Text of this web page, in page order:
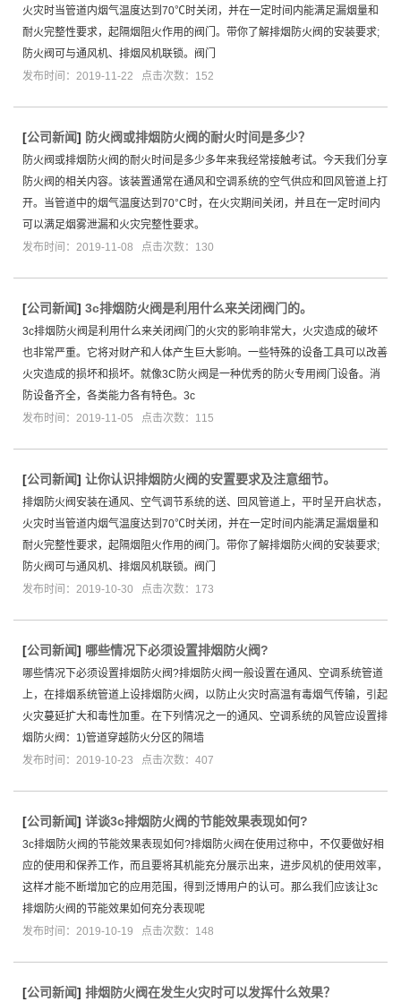
火灾时当管道内烟气温度达到70℃时关闭，并在一定时间内能满足漏烟量和
耐火完整性要求，起隔烟阻火作用的阀门。带你了解排烟防火阀的安装要求;
防火阀可与通风机、排烟风机联锁。阀门
发布时间：2019-11-22 点击次数：152
[公司新闻] 防火阀或排烟防火阀的耐火时间是多少？
防火阀或排烟防火阀的耐火时间是多少多年来我经常接触考试。今天我们分享
防火阀的相关内容。该装置通常在通风和空调系统的空气供应和回风管道上打
开。当管道中的烟气温度达到70°C时，在火灾期间关闭，并且在一定时间内
可以满足烟雾泄漏和火灾完整性要求。
发布时间：2019-11-08 点击次数：130
[公司新闻] 3c排烟防火阀是利用什么来关闭阀门的。
3c排烟防火阀是利用什么来关闭阀门的火灾的影响非常大，火灾造成的破坏
也非常严重。它将对财产和人体产生巨大影响。一些特殊的设备工具可以改善
火灾造成的损坏和损坏。就像3C防火阀是一种优秀的防火专用阀门设备。消
防设备齐全，各类能力各有特色。3c
发布时间：2019-11-05 点击次数：115
[公司新闻] 让你认识排烟防火阀的安置要求及注意细节。
排烟防火阀安装在通风、空气调节系统的送、回风管道上，平时呈开启状态，
火灾时当管道内烟气温度达到70℃时关闭，并在一定时间内能满足漏烟量和
耐火完整性要求，起隔烟阻火作用的阀门。带你了解排烟防火阀的安装要求;
防火阀可与通风机、排烟风机联锁。阀门
发布时间：2019-10-30 点击次数：173
[公司新闻] 哪些情况下必须设置排烟防火阀?
哪些情况下必须设置排烟防火阀?排烟防火阀一般设置在通风、空调系统管道
上，在排烟系统管道上设排烟防火阀，以防止火灾时高温有毒烟气传输，引起
火灾蔓延扩大和毒性加重。在下列情况之一的通风、空调系统的风管应设置排
烟防火阀：1)管道穿越防火分区的隔墙
发布时间：2019-10-23 点击次数：407
[公司新闻] 详谈3c排烟防火阀的节能效果表现如何?
3c排烟防火阀的节能效果表现如何?排烟防火阀在使用过称中，不仅要做好相
应的使用和保养工作，而且要将其机能充分展示出来，进步风机的使用效率，
这样才能不断增加它的应用范围，得到泛博用户的认可。那么我们应该让3c
排烟防火阀的节能效果如何充分表现呢
发布时间：2019-10-19 点击次数：148
[公司新闻] 排烟防火阀在发生火灾时可以发挥什么效果？